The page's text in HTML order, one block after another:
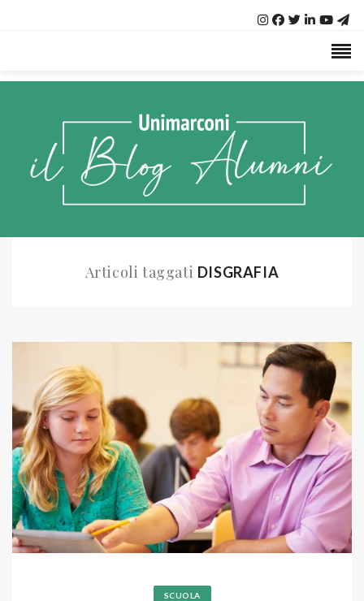
Articoli taggati DISGRAFIA
SCUOLA